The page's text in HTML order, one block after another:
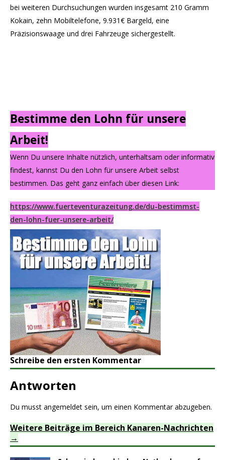
bei weiteren Durchsuchungen wurden insgesamt 210 Gramm
Kokain, zehn Mobiltelefone, 9.931€ Bargeld, eine
Präzisionswaage und drei Fahrzeuge sichergestellt.
Bestimme den Lohn für unsere
Arbeit!
Wenn Du unsere Inhalte nützlich, unterhaltsam oder informativ
findest, kannst Du den Lohn für unsere Arbeit selbst
bestimmen. Das geht ganz einfach über diesen Link:
https://www.fuerteventurazeitung.de/du-bestimmst-
den-lohn-fuer-unsere-arbeit/
Schreibe den ersten Kommentar
Antworten
Du musst angemeldet sein, um einen Kommentar abzugeben.
Weitere Beiträge im Bereich Kanaren-Nachrichten